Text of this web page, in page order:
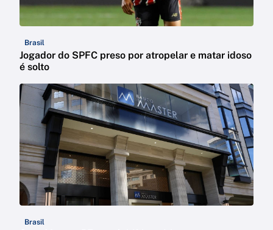
Brasil
Jogador do SPFC preso por atropelar e matar idoso
é solto
Brasil